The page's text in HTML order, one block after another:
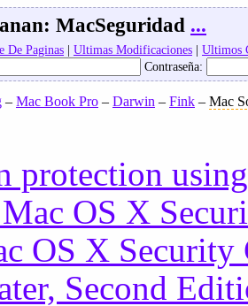
MacSeguridad ...
De Paginas | Ultimas Modificaciones | Ultimos
Contraseña:
– Mac Book Pro – Darwin – Fink – Mac
protection
OS X
OS X
Second